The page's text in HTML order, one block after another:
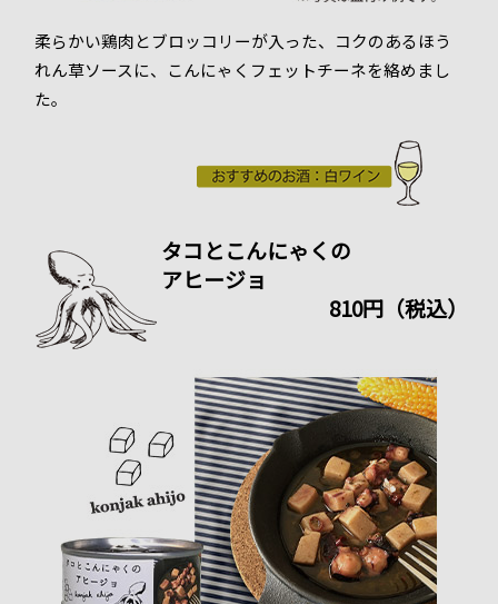
柔らかい鶏肉とブロッコリーが入った、コクのあるほう
れん草ソースに、こんにゃくフェットチーネを絡めまし
た。
タコとこんにゃくの
アヒージョ
810円（税込）